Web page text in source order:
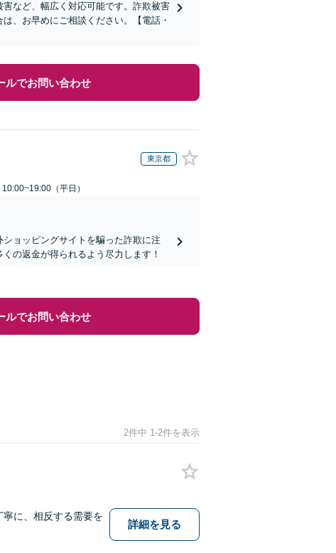
など、幅広く対応可能です。詐欺被害
、お早めにご相談ください。【電話・
ルでお問い合わせ
東京都
（平日）
ョッピングサイトを騙った詐欺に注
の返金が得られるよう尽力します！
ルでお問い合わせ
2件中 1-2件を表示
寧に、相反する需要を
詳細を見る